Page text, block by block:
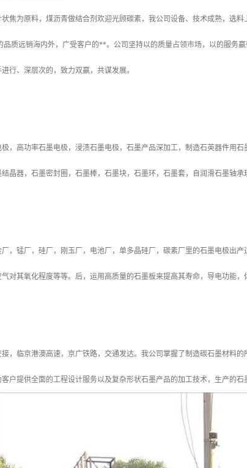
焦为原料，煤沥青做结合剂欢迎光顾碳素，我公司设备、技术成熟，选
品质远销海内外，广受客户的**。公司坚持以的质量占领市场，以的服务
行、深层次的，致力双赢，共谋发展。
，高功率石墨电极，浸渍石墨电极，石墨产品深加工，制造石英器件用
晶器，石墨密封圈，石墨棒，石墨块，石墨环，石墨套，自润滑石墨轴
，锰厂，硅厂，刚玉厂，电池厂，单多晶硅厂，碳素厂里的石墨电极出
对其氧化程度等等。后，运用高质量的石墨板来提高其寿命，导电功能
，临京港澳高速，京广铁路，交通发达。我公司掌握了制造碳石墨材料
户提供全面的工程设计服务以及复杂形状石墨产品的加工技术，生产的石